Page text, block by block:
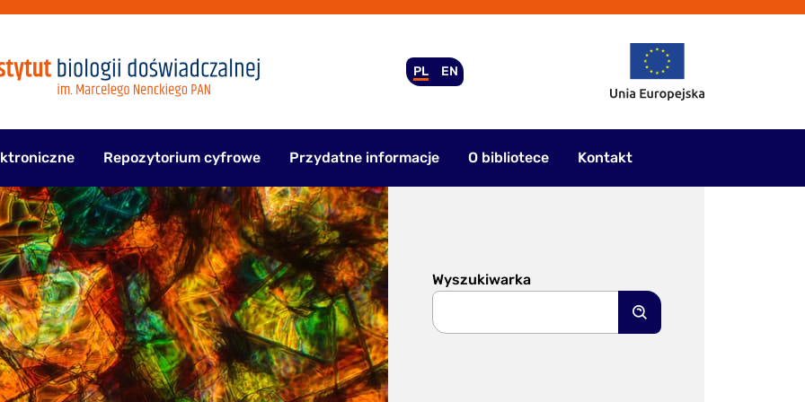
PL EN
Repozytorium cyfrowe Przydatne informacje O bibliotece Kontakt
Wyszukiwarka
Szukaj